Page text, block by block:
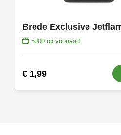
5000op voorraad
€ 1,99